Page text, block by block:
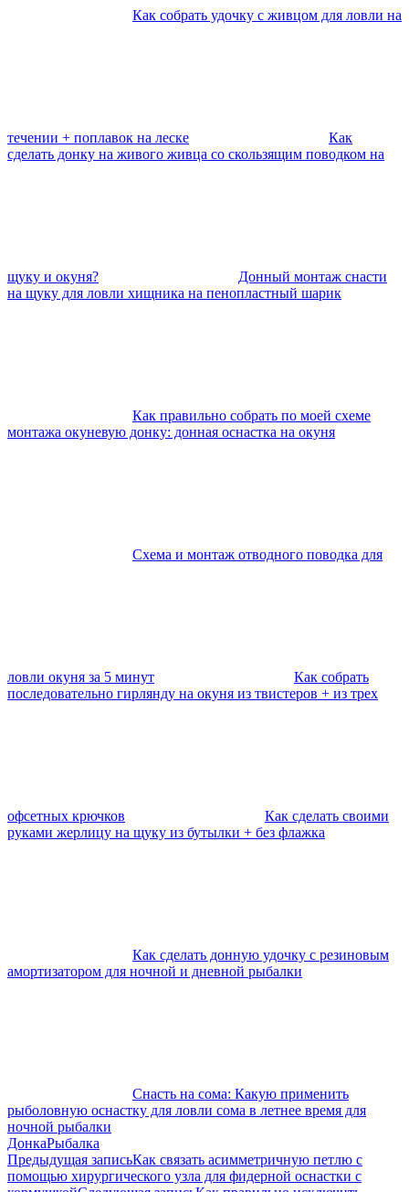
Как собрать удочку с живцом для ловли на
течении + поплавок на леске
Как
сделать донку на живого живца со скользящим поводком на
щуку и окуня?
Донный монтаж снасти
на щуку для ловли хищника на пенопластный шарик
Как правильно собрать по моей схеме
монтажа окуневую донку: донная оснастка на окуня
Схема и монтаж отводного поводка для
ловли окуня за 5 минут
Как собрать
последовательно гирлянду на окуня из твистеров + из трех
офсетных крючков
Как сделать своими
руками жерлицу на щуку из бутылки + без флажка
Как сделать донную удочку с резиновым
амортизатором для ночной и дневной рыбалки
Снасть на сома: Какую применить
рыболовную оснастку для ловли сома в летнее время для
ночной рыбалки
ДонкаРыбалка
Навигация
Предыдущая записьКак связать асимметричную петлю с
помощью хирургического узла для фидерной оснастки с